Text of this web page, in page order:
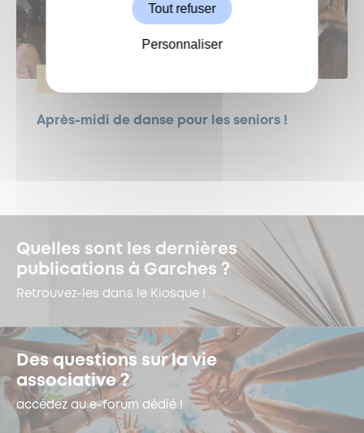
Après-midi de danse pour les seniors !
Quelles sont les dernières
publications à Garches ?
Retrouvez-les dans le Kiosque !
Des questions sur la vie
associative ?
accédez au e-forum dédié !
Tout refuser
Personnaliser